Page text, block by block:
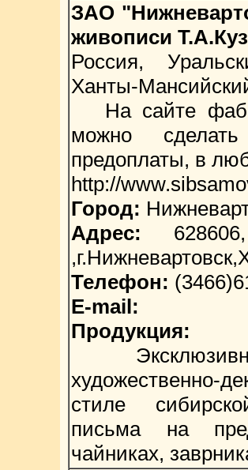
ЗАО
живописи
Россия,
Ханты-
На сайте
можно
предоплаты, в
http://
Город:
Адрес:
Телефон:
E-mail:
Продукция:
художественно-
стиле
письма на
чайниках,